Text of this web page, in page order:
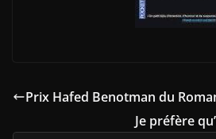
Prix Hafed Benotman du
Je préfère